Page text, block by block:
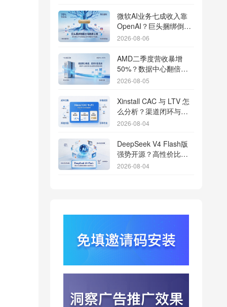
微软AI业务七成收入靠
OpenAI？巨头捆绑倒逼
出海App独立追踪全渠道
2026-08-06
AMD二季度营收暴增
50%？数据中心翻倍增
长驱动跨端分发新底座
2026-08-05
Xinstall CAC 与 LTV 怎
么分析？渠道闭环与投
放回报解析
2026-08-04
DeepSeek V4 Flash版
强势开源？高性价比基
座模型重塑长尾应用全
2026-08-04
行云科技算力订单超154
亿？底座产能扩张激活
AI应用多终端流转新周
2026-08-04
苹果带摄像头的 AirPods
爆硬件分发与全渠道归
因升级
2026-08-03